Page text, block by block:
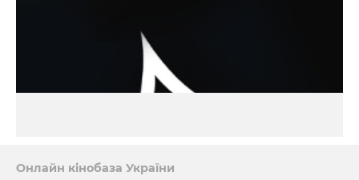
Онлайн кінобаза України